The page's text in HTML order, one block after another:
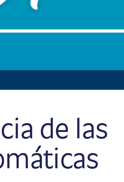
de las